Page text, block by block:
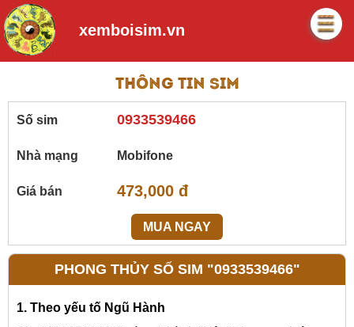
xemboisim.vn
Thông tin sim
Số sim 0933539466
Nhà mạng Mobifone
Giá bán 473,000 đ
MUA NGAY
PHONG THỦY SỐ SIM "0933539466"
1. Theo yếu tố Ngũ Hành